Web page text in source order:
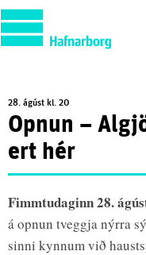
28. ágúst kl. 20
Opnun –
ert hér
Fimmtudaginn 28.
á opnun tveggja nýrra
sinni kynnum við